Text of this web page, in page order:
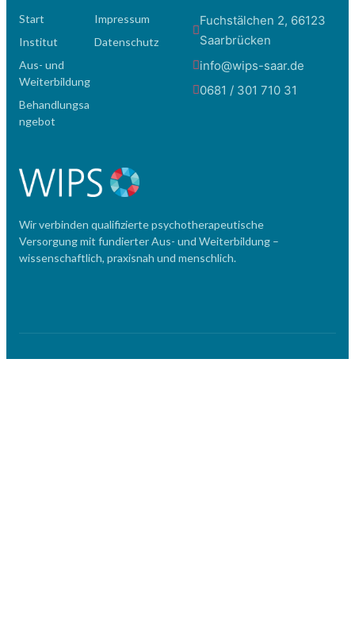
Wir verbinden qualifizierte psychotherapeutische
Versorgung mit fundierter Aus- und Weiterbildung –
wissenschaftlich, praxisnah und menschlich.
Start
Institut
Aus- und
Weiterbildung
Behandlungsa
ngebot
Impressum
Datenschutz
Fuchstälchen 2, 66123
Saarbrücken
info@wips-saar.de
0681 / 301 710 31